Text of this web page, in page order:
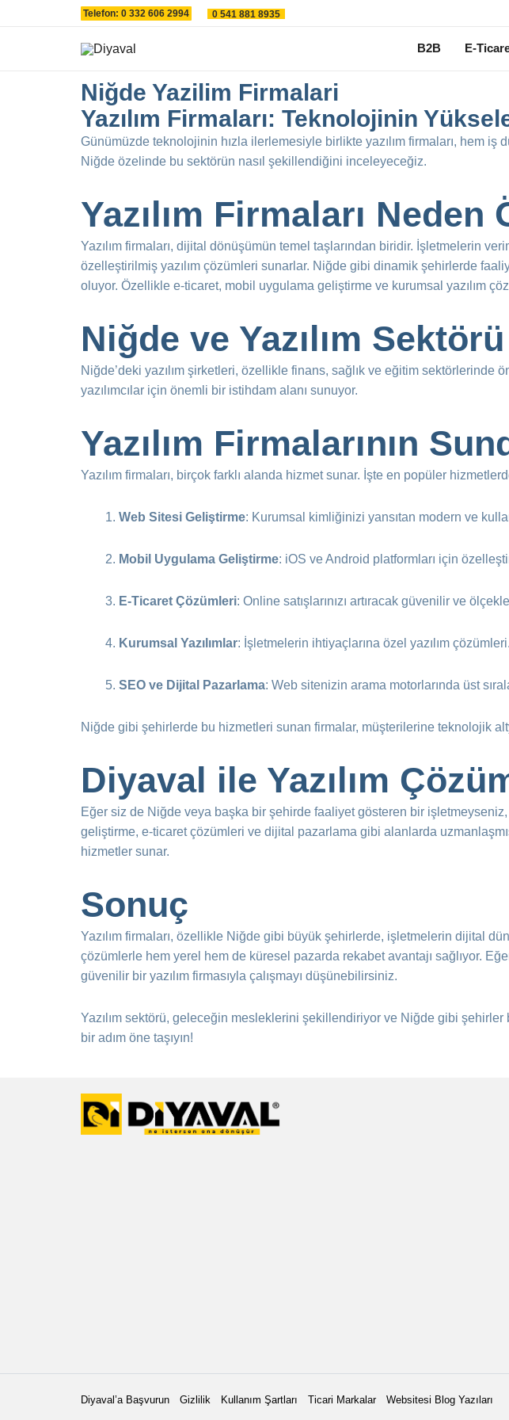
Telefon: 0 332 606 2994 0 541 881 8935
B2B E-
Niğde Yazilim Firmalari
Yazılım Firmaları: Teknolojinin
Günümüzde teknolojinin hızla ilerlemesiyle birlikte yazılım firmaları, hem
Niğde özelinde bu sektörün nasıl şekillendiğini inceleyeceğiz.
Yazılım Firmaları Neden
Yazılım firmaları, dijital dönüşümün temel taşlarından biridir. İşletmelerin
özelleştirilmiş yazılım çözümleri sunarlar. Niğde gibi dinamik şehirlerde
oluyor. Özellikle e-ticaret, mobil uygulama geliştirme ve kurumsal yazılım
Niğde ve Yazılım Sektörü
Niğde’deki yazılım şirketleri, özellikle finans, sağlık ve eğitim sektörlerinde
yazılımcılar için önemli bir istihdam alanı sunuyor.
Yazılım Firmalarının
Yazılım firmaları, birçok farklı alanda hizmet sunar. İşte en popüler
Web Sitesi Geliştirme: Kurumsal kimliğinizi yansıtan modern ve
Mobil Uygulama Geliştirme: iOS ve Android platformları için
E-Ticaret Çözümleri: Online satışlarınızı artıracak güvenilir ve
Kurumsal Yazılımlar: İşletmelerin ihtiyaçlarına özel yazılım çözümleri.
SEO ve Dijital Pazarlama: Web sitenizin arama motorlarında üst
Niğde gibi şehirlerde bu hizmetleri sunan firmalar, müşterilerine teknolojik
Diyaval ile Yazılım
Eğer siz de Niğde veya başka bir şehirde faaliyet gösteren bir işletmeyseniz,
geliştirme, e-ticaret çözümleri ve dijital pazarlama gibi alanlarda
hizmetler sunar.
Sonuç
Yazılım firmaları, özellikle Niğde gibi büyük şehirlerde, işletmelerin dijital
çözümlerle hem yerel hem de küresel pazarda rekabet avantajı sağlıyor.
güvenilir bir yazılım firmasıyla çalışmayı düşünebilirsiniz.
Yazılım sektörü, geleceğin mesleklerini şekillendiriyor ve Niğde gibi
bir adım öne taşıyın!
Diyaval’a Başvurun Gizlilik Kullanım Şartları Ticari Markalar Websitesi Blog Yazıları